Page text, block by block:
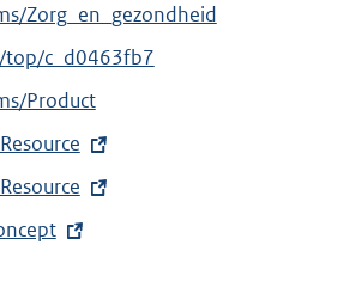
Zorg_en_gezondheid
c_d0463fb7
Product